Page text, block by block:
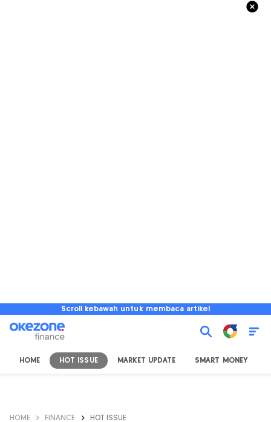
Scroll kebawah untuk membaca artikel
HOME HOT ISSUE MARKET UPDATE SMART MONEY
HOME FINANCE HOT ISSUE